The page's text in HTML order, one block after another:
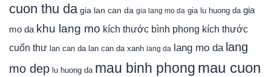
cuon thu da gia lan can da gia lang mo da gia lu huong da gia
mo da khu lang mo kích thước bình phong kích thước
cuốn thư lan can da lan can da xanh lang da lang mo da lang
mo dep lu huong da mau binh phong mau cuon